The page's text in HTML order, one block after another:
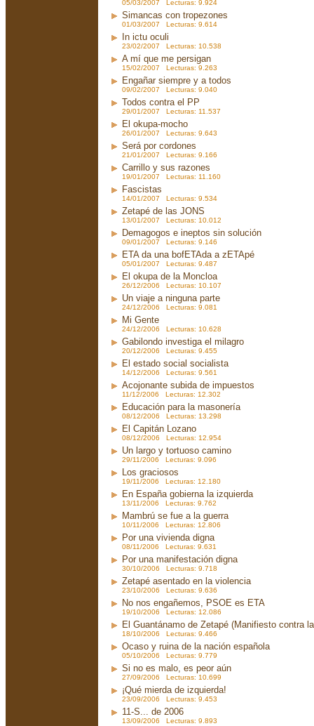
05/03/2007 Lecturas: 9.924
Simancas con tropezones
01/03/2007 Lecturas: 9.614
In ictu oculi
23/02/2007 Lecturas: 10.538
A mí que me persigan
15/02/2007 Lecturas: 9.263
Engañar siempre y a todos
09/02/2007 Lecturas: 9.040
Todos contra el PP
29/01/2007 Lecturas: 11.537
El okupa-mocho
26/01/2007 Lecturas: 9.643
Será por cordones
21/01/2007 Lecturas: 9.166
Carrillo y sus razones
19/01/2007 Lecturas: 11.160
Fascistas
14/01/2007 Lecturas: 9.534
Zetapé de las JONS
13/01/2007 Lecturas: 10.012
Demagogos e ineptos sin solución
09/01/2007 Lecturas: 9.146
ETA da una bofETAda a zETApé
05/01/2007 Lecturas: 9.487
El okupa de la Moncloa
26/12/2006 Lecturas: 10.107
Un viaje a ninguna parte
24/12/2006 Lecturas: 9.081
Mi Gente
24/12/2006 Lecturas: 10.628
Gabilondo investiga el milagro
20/12/2006 Lecturas: 9.455
El estado social socialista
14/12/2006 Lecturas: 9.561
Acojonante subida de impuestos
11/12/2006 Lecturas: 12.302
Educación para la masonería
08/12/2006 Lecturas: 13.298
El Capitán Lozano
08/12/2006 Lecturas: 12.954
Un largo y tortuoso camino
29/11/2006 Lecturas: 9.096
Los graciosos
19/11/2006 Lecturas: 12.180
En España gobierna la izquierda
13/11/2006 Lecturas: 9.762
Mambrú se fue a la guerra
10/11/2006 Lecturas: 12.806
Por una vivienda digna
08/11/2006 Lecturas: 9.631
Por una manifestación digna
30/10/2006 Lecturas: 9.718
Zetapé asentado en la violencia
23/10/2006 Lecturas: 9.636
No nos engañemos, PSOE es ETA
19/10/2006 Lecturas: 12.086
El Guantánamo de Zetapé (Manifiesto contra
18/10/2006 Lecturas: 9.466
Ocaso y ruina de la nación española
05/10/2006 Lecturas: 9.779
Si no es malo, es peor aún
27/09/2006 Lecturas: 10.699
¡Qué mierda de izquierda!
23/09/2006 Lecturas: 9.453
11-S... de 2006
13/09/2006 Lecturas: 9.893